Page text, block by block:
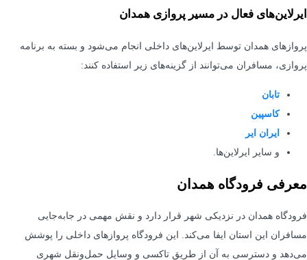
ایرلاین‌های فعال در مسیر پروازی همدان
پروازهای همدان توسط ایرلاین‌های داخلی انجام می‌شود و بسته به برنامه
پروازی، مسافران می‌توانند از گزینه‌های زیر استفاده کنند:
تابان
کاسپین
ایران ایر
و سایر ایرلاین‌ها.
معرفی فرودگاه همدان
فرودگاه همدان در نزدیکی شهر قرار دارد و نقش مهمی در جابه‌جایی
مسافران این استان ایفا می‌کند. این فرودگاه پروازهای داخلی را پوشش
می‌دهد و دسترسی به آن از طریق تاکسی و وسایل حمل‌ونقل شهری